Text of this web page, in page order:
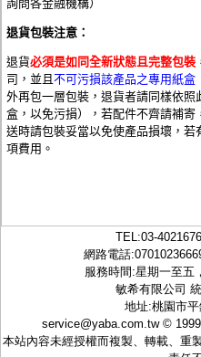
詢問各金融機構）
退貨包裝注意：
退貨必須是如同全新狀態且完整包裝
司，並且 不可污損該產品之專用紙盒
外再包一層包裝，退貨者請同樣依
盒，以免污損），若配件不齊請補
送時請包裝妥當以免使產品損壞，
項費用。
TEL:03-4021676
網路電話
服務時間:星期一至五
敏希有限公司
地址:桃園市
service@yaba.com.tw© 1999
本站內容未經授權而複製、轉載、重